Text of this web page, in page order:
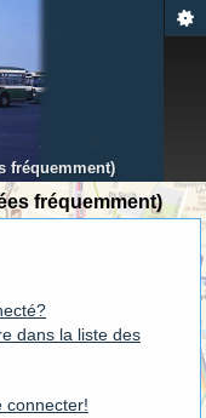
fréquemment)
fréquemment)
dans la liste des
connecter!